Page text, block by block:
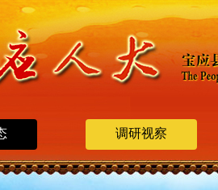
调研视察